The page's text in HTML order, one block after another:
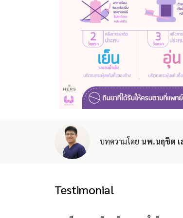
บทความโดย นพ.นฤชิต เ
Testimonial